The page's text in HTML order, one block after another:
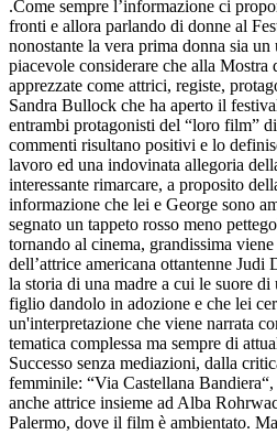
.Come sempre l’informazione ci
fronti e allora parlando di donne al
nonostante la vera prima donna sia
piacevole considerare che alla
apprezzate come attrici, registe,
Sandra Bullock che ha aperto il
entrambi protagonisti del “loro film”
commenti risultano positivi e lo
lavoro ed una indovinata allegoria
interessante rimarcare, a proposito
informazione che lei e George sono
segnato un tappeto rosso meno
tornando al cinema, grandissima
dell’attrice americana ottantenne
la storia di una madre a cui le suore
figlio dandolo in adozione e che lei
un'interpretazione che viene narrata
tematica complessa ma sempre di
Successo senza mediazioni, dalla
femminile: “Via Castellana
anche attrice insieme ad Alba
Palermo, dove il film è ambientato.